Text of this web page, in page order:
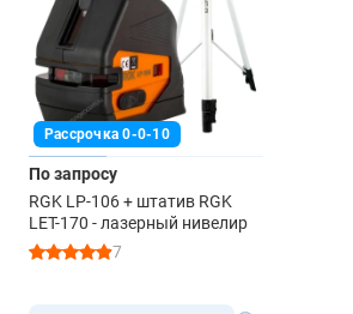
Рассрочка 0-0-10
По запросу
RGK LP-106 + штатив RGK
LET-170 - лазерный нивелир
7